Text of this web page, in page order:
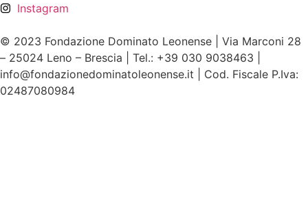
Instagram
© 2023 Fondazione Dominato Leonense | Via Marconi 28
– 25024 Leno – Brescia | Tel.: +39 030 9038463 |
info@fondazionedominatoleonense.it | Cod. Fiscale P.Iva:
02487080984